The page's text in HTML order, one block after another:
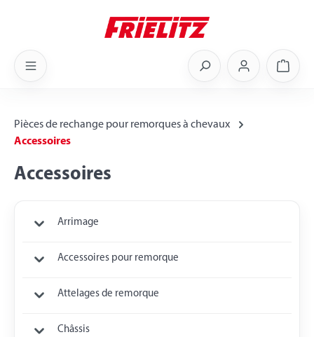
Pièces de rechange pour remorques à chevaux
Accessoires
Accessoires
Arrimage
Accessoires pour remorque
Attelages de remorque
Châssis